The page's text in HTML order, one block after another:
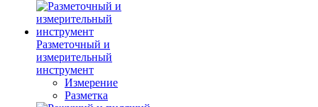
Разметочный и
измерительный
инструмент
Измерение
Разметка